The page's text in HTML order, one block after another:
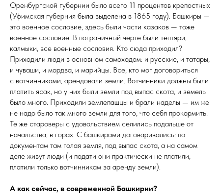
Оренбургской губернии было всего 11 процентов крепостных
(Уфимская губерния была выделена в 1865 году). Башкиры —
это военное сословие, здесь были части казаков — тоже
военное сословие. В пограничный черте были тептяри,
калмыки, все военные сословия. Кто сюда приходил?
Приходили люди в основном самоходом: и русские, и татары,
и чуваши, и мордва, и марийцы. Все, кто мог договориться
с вотчинниками, арендовали земли. Вотчинники должны были
платить ясак, но у них были земли под выпас скота, и земель
было много. Приходили землепашцы и брали наделы — им же
не надо было так много земли для того, что себя прокормить.
Те же староверы с удовольствием селились подальше от
начальства, в горах. С башкирами договаривались: по
документам там голая земля, под выпас скота, а на самом
деле живут люди (и подати они практически не платили,
платили только вотчинникам за аренду земли).
А как сейчас, в современной Башкирии?